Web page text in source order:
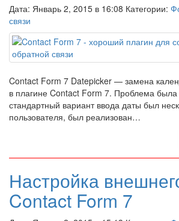
Дата: Январь 2, 2015 в 16:08 Категории:
связи
Contact Form 7 Datepicker — замена
в плагине Contact Form 7. Проблема
стандартный вариант ввода даты был
пользователя, был реализован…
Настройка
Contact Form 7